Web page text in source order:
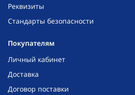
Реквизиты
Стандарты безопасности
Покупателям
Личный кабинет
Доставка
Договор поставки